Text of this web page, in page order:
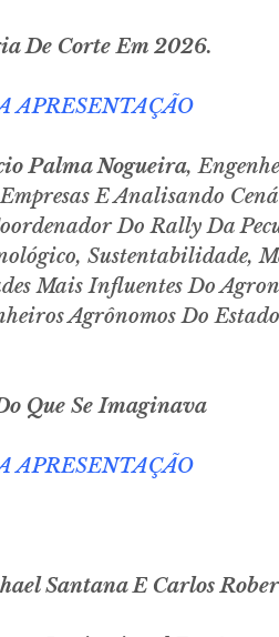
De Corte Em 2026.
APRESENTAÇÃO
Palma Nogueira,
E Analisando
Do Rally Da
Sustentabilidade,
Mais Influentes Do
Agrônomos Do
Que Se Imaginava
APRESENTAÇÃO
Santana E Carlos